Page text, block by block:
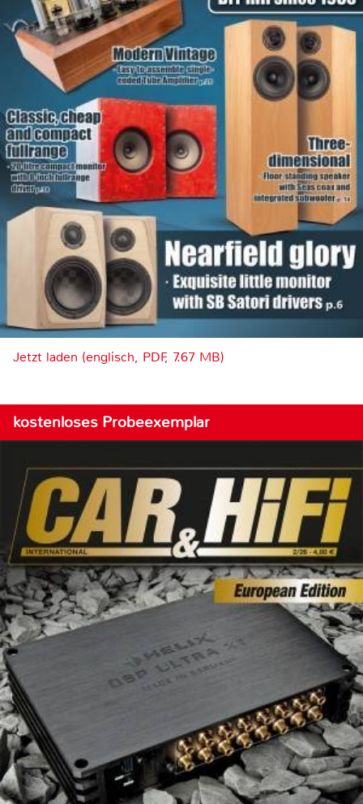
Jetzt laden (englisch, PDF, 7.67 MB)
kostenloses Probeexemplar